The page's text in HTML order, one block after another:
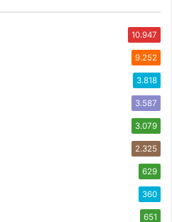
10.947
9.252
3.818
3.587
3.079
2.325
629
360
651